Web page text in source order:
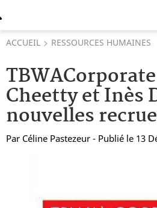
ACCUEIL RESSOURCES HUMAINES
Cheetty et Inès
nouvelles
Par Céline Pastezeur - Publié le 13